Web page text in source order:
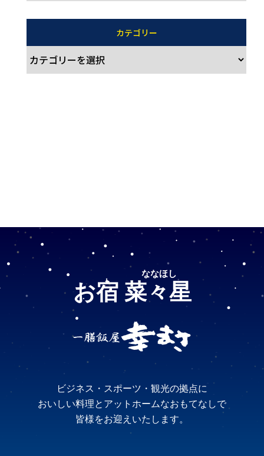
カテゴリー
お宿 菜々星
ななほし
ビジネス・スポーツ・観光の拠点に
おいしい料理とアットホームなおもてなしで
皆様をお迎えいたします。